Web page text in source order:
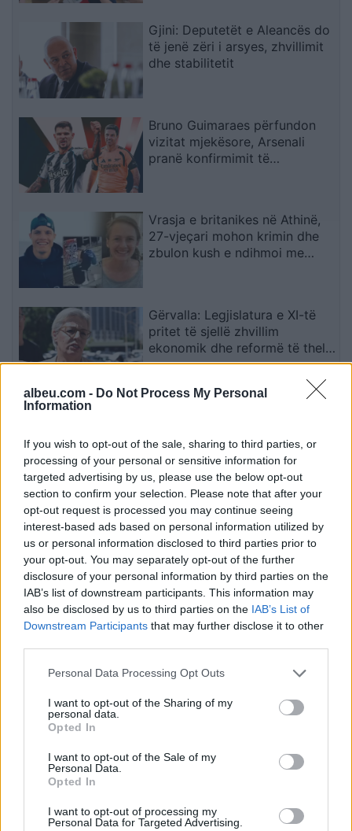
albeu.com - Do Not Process My Personal
Information
If you wish to opt-out of the sale, sharing to third parties, or
processing of your personal or sensitive information for
targeted advertising by us, please use the below opt-out
section to confirm your selection. Please note that after your
opt-out request is processed you may continue seeing
interest-based ads based on personal information utilized by
us or personal information disclosed to third parties prior to
your opt-out. You may separately opt-out of the further
disclosure of your personal information by third parties on the
IAB’s list of downstream participants. This information may
also be disclosed by us to third parties on the IAB’s List of
Downstream Participants that may further disclose it to other
Personal Data Processing Opt Outs
I want to opt-out of the Sharing of my
personal data.
Opted In
I want to opt-out of the Sale of my
Personal Data.
Opted In
I want to opt-out of processing my
Personal Data for Targeted Advertising.
Gjini: Deputetët e Aleancës do
të jenë zëri i arsyes, zhvillimit
dhe stabilitetit
Bruno Guimaraes përfundon
vizitat mjekësore, Arsenali
pranë konfirmimit të
Vrasja e britanikes në Athinë,
27-vjeçari mohon krimin dhe
zbulon kush e ndihmoi me
Gërvalla: Legjislatura e XI-të
pritet të sjellë zhvillim
ekonomik dhe reformë të thellë
në drejtësi
Barcelona
Esim for Global
Esim for USA|Esim for Italy| Esim for Spain|Esim